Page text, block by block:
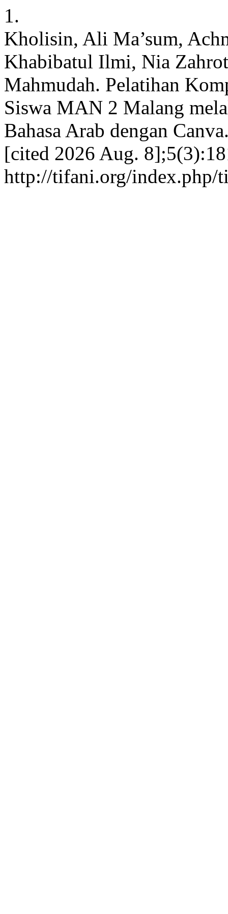
1.
Kholisin, Ali Ma’sum,
Khabibatul Ilmi, Nia
Mahmudah. Pelatihan
Siswa MAN 2 Malang
Bahasa Arab dengan
[cited 2026 Aug.
http://tifani.org/index.php/